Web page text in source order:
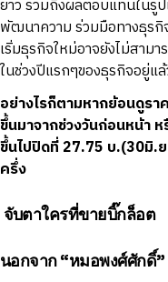
ยาว รวมถึงผลตอบแทนในรู
พัฒนาความ ร่วมมือทางธุรกิ
เริ่มธุรกิจใหม่อาจยังไม่สา
ในช่วงปีแรกๆของธุรกิจอยู่แ
อย่างไรก็ตามหากย้อนดูรา
ขึ้นมาจากช่วงวันก่อนหน้า ห
ขึ้นไปปิดที่27.75 บ.(30มิ.
ครึ่ง
จับตาใครที่ขายบิ๊กล็อต
นอกจาก “หมอพงศ์ศักดิ์”